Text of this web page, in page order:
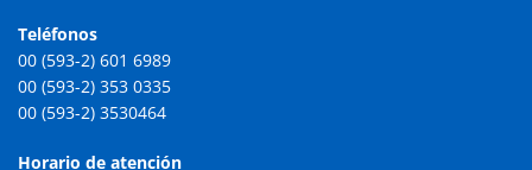
Teléfonos
00 (593-2) 601 6989
00 (593-2) 353 0335
00 (593-2) 3530464
Horario de atención